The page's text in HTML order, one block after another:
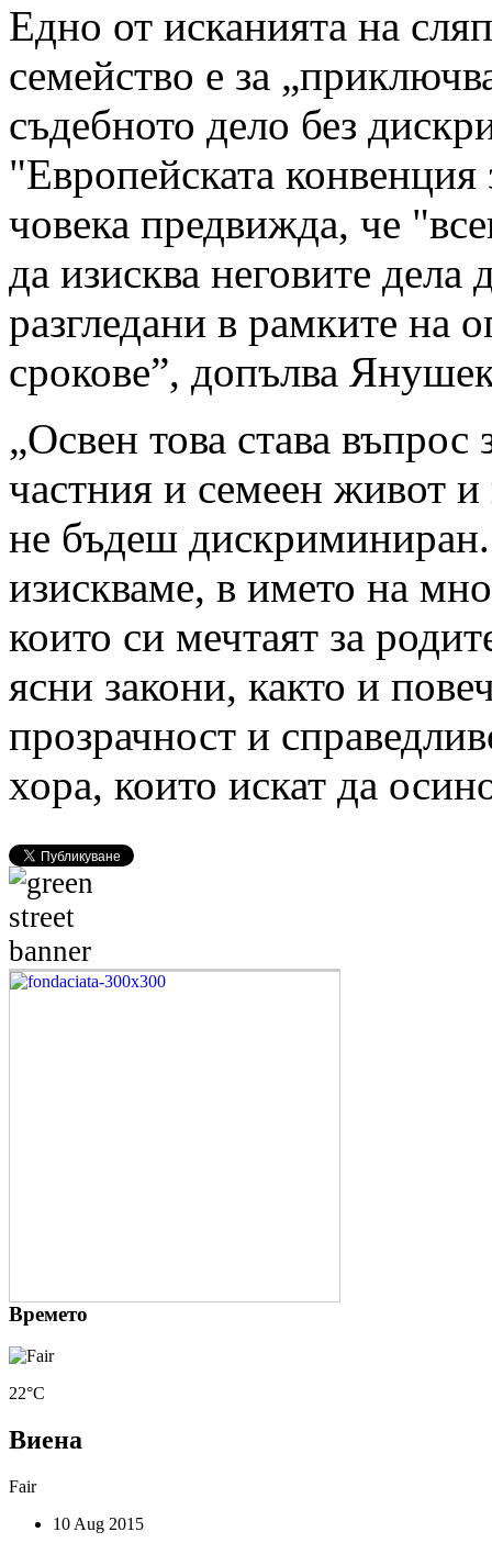
Едно от исканията на
семейство е за
съдебното дело без
"Европейската конвенция
човека предвижда, че
да изисква неговите дела
разгледани в рамките на
срокове”, допълва
„Освен това става въпрос
частния и семеен живот и
не бъдеш
изискваме, в името на
които си мечтаят за
ясни закони, както и
прозрачност и
хора, които искат да
Времето
22°C
Виена
Fair
10 Aug 2015